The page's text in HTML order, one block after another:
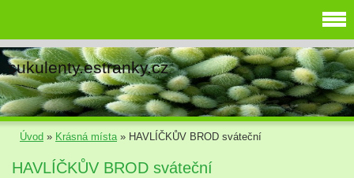
sukulenty.estranky.cz
Úvod » Krásná místa» HAVLÍČKŮV BROD sváteční
HAVLÍČKŮV BROD sváteční